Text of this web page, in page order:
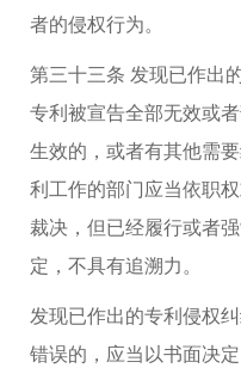
者的侵权行为。
第三十三条 发现已作出
专利被宣告全部无效或
生效的，或者有其他需
利工作的部门应当依职
裁决，但已经履行或者
定，不具有追溯力。
发现已作出的专利侵权
错误的，应当以书面决